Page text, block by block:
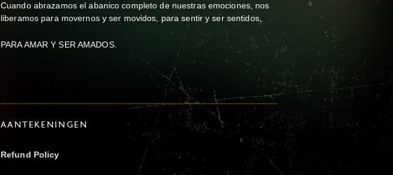
Cuando abrazamos el abanico completo de nuestras emociones, nos
liberamos para movernos y ser movidos, para sentir y ser sentidos,
PARA AMAR Y SER AMADOS.
AANTEKENINGEN
Refund Policy